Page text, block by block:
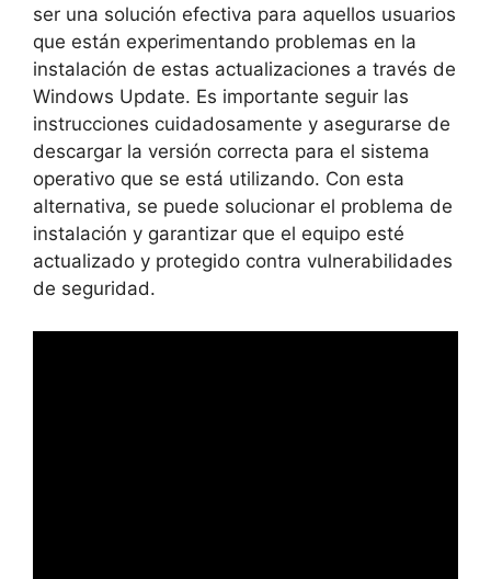
ser una solución efectiva para aquellos usuarios
que están experimentando problemas en la
instalación de estas actualizaciones a través de
Windows Update. Es importante seguir las
instrucciones cuidadosamente y asegurarse de
descargar la versión correcta para el sistema
operativo que se está utilizando. Con esta
alternativa, se puede solucionar el problema de
instalación y garantizar que el equipo esté
actualizado y protegido contra vulnerabilidades
de seguridad.